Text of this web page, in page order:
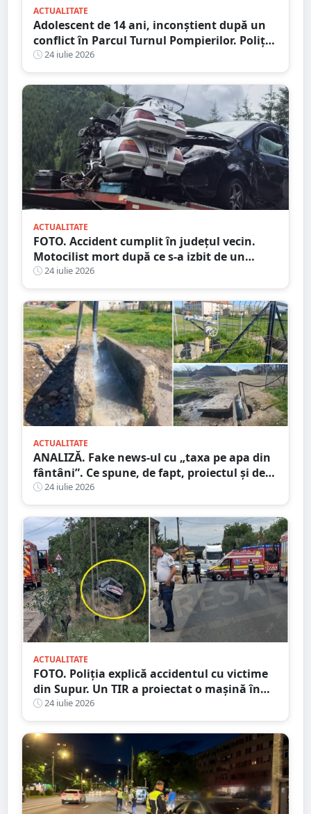
ACTUALITATE
Adolescent de 14 ani, inconștient după un
conflict în Parcul Turnul Pompierilor. Poliția
a deschis dosar penal
24 iulie 2026
ACTUALITATE
FOTO. Accident cumplit în județul vecin.
Motocilist mort după ce s-a izbit de un
copac și un microbuz
24 iulie 2026
ACTUALITATE
ANALIZĂ. Fake news-ul cu „taxa pe apa din
fântâni”. Ce spune, de fapt, proiectul și de
unde a pornit dezinformarea
24 iulie 2026
ACTUALITATE
FOTO. Poliția explică accidentul cu victime
din Supur. Un TIR a proiectat o mașină în
șanț24 iulie 2026